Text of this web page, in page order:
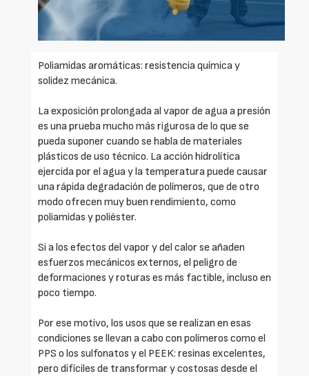
Poliamidas aromáticas: resistencia química y
solidez mecánica.
La exposición prolongada al vapor de agua a presión
es una prueba mucho más rigurosa de lo que se
pueda suponer cuando se habla de materiales
plásticos de uso técnico. La acción hidrolítica
ejercida por el agua y la temperatura puede causar
una rápida degradación de polímeros, que de otro
modo ofrecen muy buen rendimiento, como
poliamidas y poliéster.
Si a los efectos del vapor y del calor se añaden
esfuerzos mecánicos externos, el peligro de
deformaciones y roturas es más factible, incluso en
poco tiempo.
Por ese motivo, los usos que se realizan en esas
condiciones se llevan a cabo con polímeros como el
PPS o los sulfonatos y el PEEK: resinas excelentes,
pero difíciles de transformar y costosas desde el